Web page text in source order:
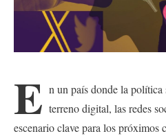
E n un país donde la política
terreno digital, las redes
escenario clave para los